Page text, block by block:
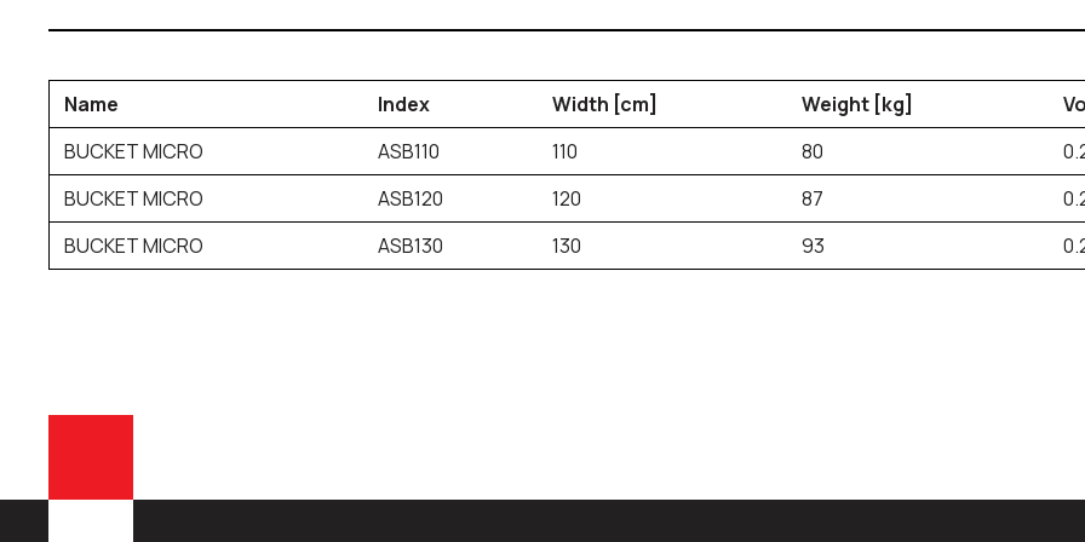
Name Index Width [cm] Weight [kg]
BUCKET MICRO
ASB110 110 80
BUCKET MICRO
ASB120 120 87
BUCKET MICRO
ASB130 130 93